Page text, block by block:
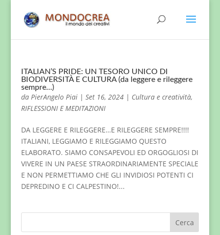
ITALIAN’S PRIDE: UN TESORO UNICO DI
BIODIVERSITÀ E CULTURA (da leggere e rileggere
sempre…)
da PierAngelo Piai| Set 16, 2024| Cultura e creatività,
RIFLESSIONI E MEDITAZIONI
DA LEGGERE E RILEGGERE…E RILEGGERE SEMPRE!!!!
ITALIANI, LEGGIAMO E RILEGGIAMO QUESTO
ELABORATO. SIAMO CONSAPEVOLI ED ORGOGLIOSI DI
VIVERE IN UN PAESE STRAORDINARIAMENTE SPECIALE
E NON PERMETTIAMO CHE GLI INVIDIOSI POTENTI CI
DEPREDINO E CI CALPESTINO!...
Cerca